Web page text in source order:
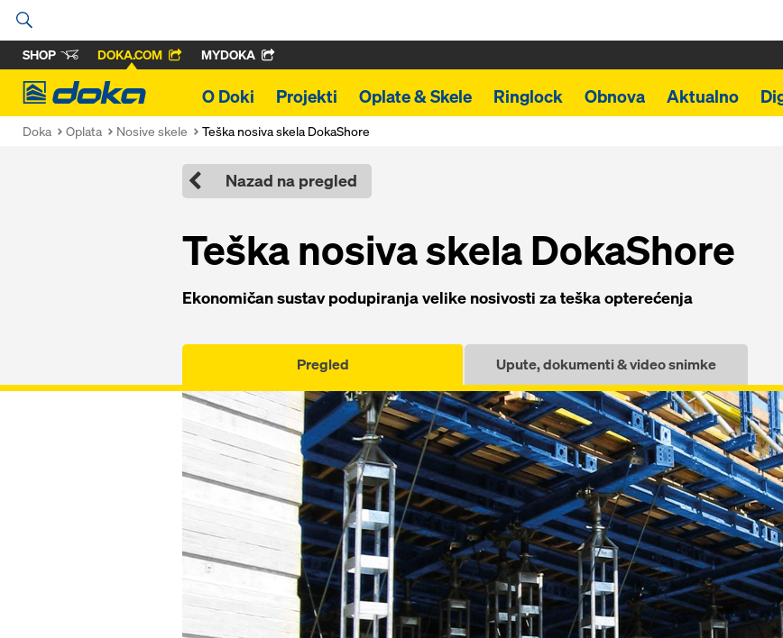
SHOP DOKA.COM MYDOKA
Doka
O Doki Projekti Oplate & Skele Ringlock Obnova Aktualno
Doka Oplata Nosive skele Teška nosiva skela DokaShore
Nazad na pregled
Teška nosiva skela DokaShore
Ekonomičan sustav podupiranja velike nosivosti za teška opterećenja
Pregled Upute, dokumenti & video snimke